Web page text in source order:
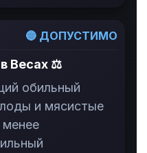
🔵 ДОПУСТИМО
Весах ⚖️
обильный
и мясистые